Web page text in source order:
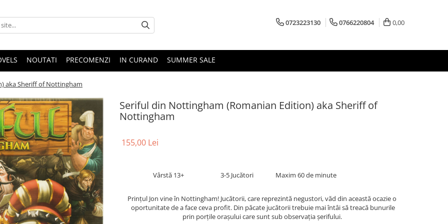
0723223130 0766220804 0,00
NOUTATI PRECOMENZI IN CURAND SUMMER SALE
aka Sheriff of Nottingham
Seriful din Nottingham (Romanian Edition) aka Sheriff of
Nottingham
155,00 Lei
Vârstă 13+ 3-5 Jucători Maxim 60 de minute
Prințul Jon vine în Nottingham! Jucătorii, care reprezintă negustori, văd din această ocazie o
oportunitate de a face ceva profit. Din păcate jucătorii trebuie mai întâi să treacă bunurile
prin porțile orașului care sunt sub observația șerifului.